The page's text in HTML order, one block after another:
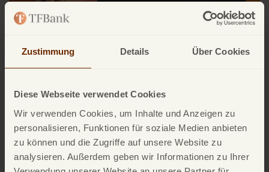
Zustimmung Details Über Cookies
Diese Webseite verwendet Cookies
Wir verwenden Cookies, um Inhalte und Anzeigen zu
personalisieren, Funktionen für soziale Medien anbieten
zu können und die Zugriffe auf unsere Website zu
analysieren. Außerdem geben wir Informationen zu Ihrer
Produktinformation
Hier sind finden Sie mehr Informationen zu unserem
Tagesgeldkonto.
Hier als PDF herunterladen